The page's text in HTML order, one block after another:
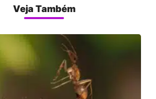
Veja Também